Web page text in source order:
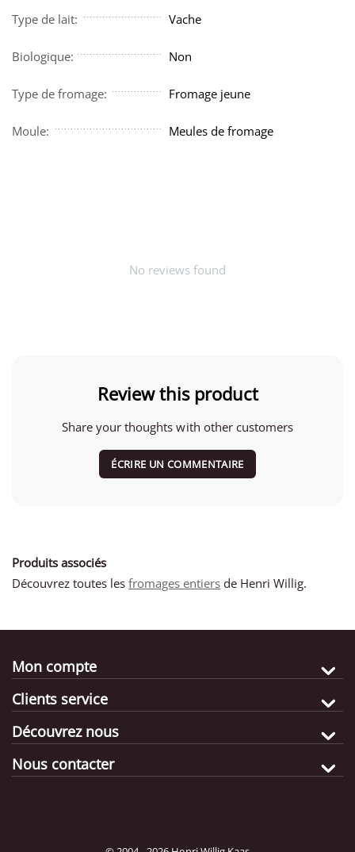
Type de lait: Vache
Biologique: Non
Type de fromage: Fromage jeune
Moule: Meules de fromage
No reviews found
Review this product
Share your thoughts with other customers
ÉCRIRE UN COMMENTAIRE
Produits associés
Découvrez toutes lesfromages entiers de Henri Willig.
Mon compte
Clients service
Découvrez nous
Nous contacter